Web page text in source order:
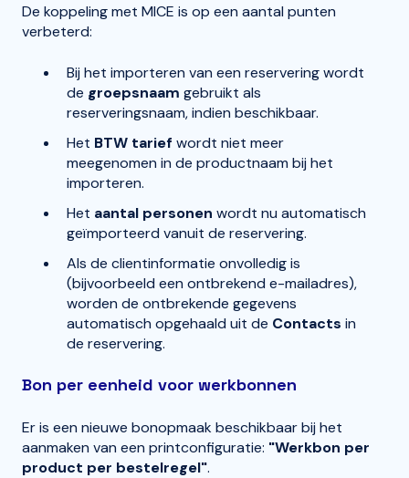
De koppeling met MICE is op een aantal punten
verbeterd:
Bij het importeren van een reservering wordt
de groepsnaam gebruikt als
reserveringsnaam, indien beschikbaar.
Het BTW tarief wordt niet meer
meegenomen in de productnaam bij het
importeren.
Het aantal personen wordt nu automatisch
geïmporteerd vanuit de reservering.
Als de clientinformatie onvolledig is
(bijvoorbeeld een ontbrekend e-mailadres),
worden de ontbrekende gegevens
automatisch opgehaald uit de Contacts in
de reservering.
Bon per eenheid voor werkbonnen
Er is een nieuwe bonopmaak beschikbaar bij het
aanmaken van een printconfiguratie: "Werkbon per
product per bestelregel".